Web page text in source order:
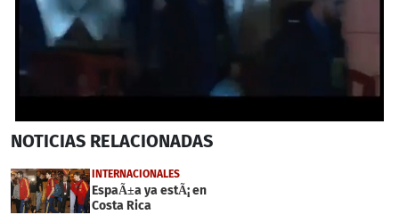
seconds
2
minutes,
19
NOTICIAS RELACIONADAS
INTERNACIONALES
EspaÃ±a ya estÃ¡ en
Costa Rica